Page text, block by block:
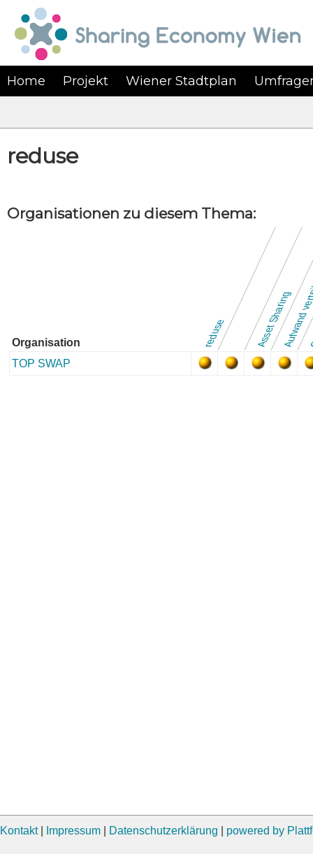
Home Projekt Wiener Stadtplan
reduse
Organisationen zu diesem Thema:
Organisation reduse Asset Sharing
TOP SWAP
Kontakt| Impressum Datenschutzerklärung powered by